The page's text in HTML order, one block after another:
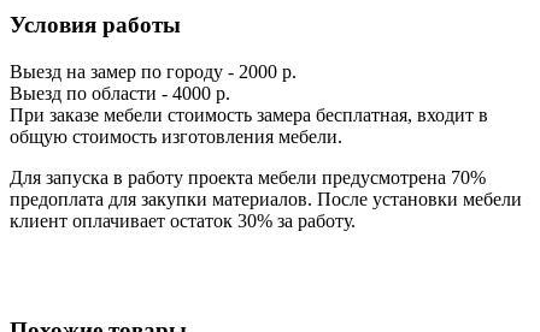
Условия работы
Выезд на замер по городу - 2000 р.
Выезд по области - 4000 р.
При заказе мебели стоимость замера бесплатная, входит в
общую стоимость изготовления мебели.
Для запуска в работу проекта мебели предусмотрена 70%
предоплата для закупки материалов. После установки мебели
клиент оплачивает остаток 30% за работу.